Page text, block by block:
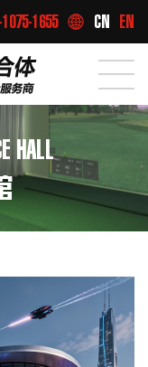
1655 CN EN
HALL